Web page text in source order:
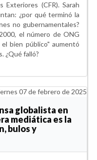
Exteriores (CFR). Sarah
¿por qué terminó la
no gubernamentales?
el número de ONG
bien público" aumentó
¿Qué falló?
07 de febrero de 2025
globalista en
mediática es la
bulos y